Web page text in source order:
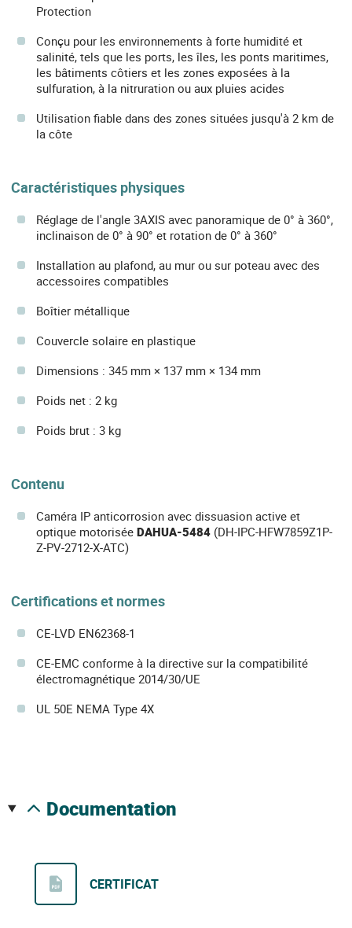
Protection
Conçu pour les environnements à forte humidité et
salinité, tels que les ports, les îles, les ponts maritimes,
les bâtiments côtiers et les zones exposées à la
sulfuration, à la nitruration ou aux pluies acides
Utilisation fiable dans des zones situées jusqu'à 2 km de
la côte
Caractéristiques physiques
Réglage de l'angle 3AXIS avec panoramique de 0° à 360°,
inclinaison de 0° à 90° et rotation de 0° à 360°
Installation au plafond, au mur ou sur poteau avec des
accessoires compatibles
Boîtier métallique
Couvercle solaire en plastique
Dimensions : 345 mm × 137 mm × 134 mm
Poids net : 2 kg
Poids brut : 3 kg
Contenu
Caméra IP anticorrosion avec dissuasion active et
optique motorisée DAHUA-5484 (DH-IPC-HFW7859Z1P-
Z-PV-2712-X-ATC)
Certifications et normes
CE-LVD EN62368-1
CE-EMC conforme à la directive sur la compatibilité
électromagnétique 2014/30/UE
UL 50E NEMA Type 4X
documentation
CERTIFICAT